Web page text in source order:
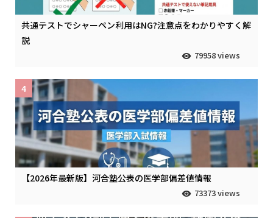
共通テストでシャーペン利用はNG?注意点をわかりやすく解
説
79958 views
【2026年最新版】河合塾公表の医学部偏差値情報
73373 views
4